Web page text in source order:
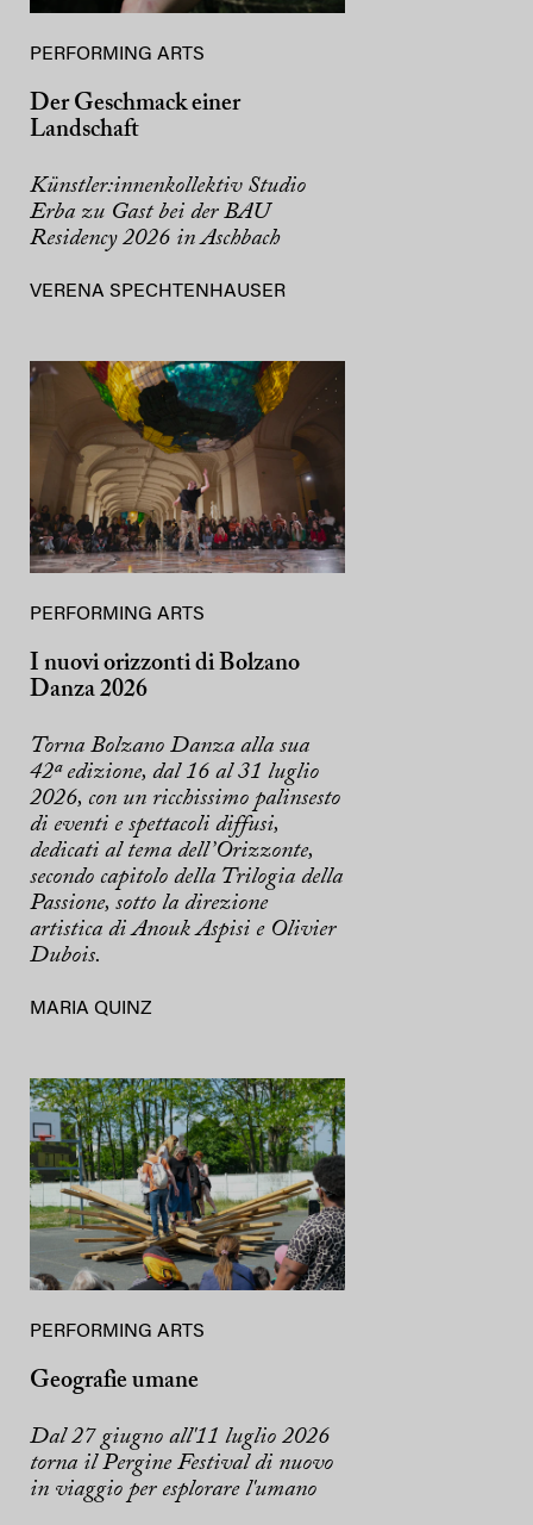
PERFORMING ARTS
Der Geschmack einer
Landschaft
Künstler:innenkollektiv Studio
Erba zu Gast bei der BAU
Residency 2026 in Aschbach
VERENA SPECHTENHAUSER
PERFORMING ARTS
I nuovi orizzonti di Bolzano
Danza 2026
Torna Bolzano Danza alla sua
42ª edizione, dal 16 al 31 luglio
2026, con un ricchissimo palinsesto
di eventi e spettacoli diffusi,
dedicati al tema dell’Orizzonte,
secondo capitolo della Trilogia della
Passione, sotto la direzione
artistica di Anouk Aspisi e Olivier
Dubois.
MARIA QUINZ
PERFORMING ARTS
Geografie umane
Dal 27 giugno all'11 luglio 2026
torna il Pergine Festival di nuovo
in viaggio per esplorare l'umano